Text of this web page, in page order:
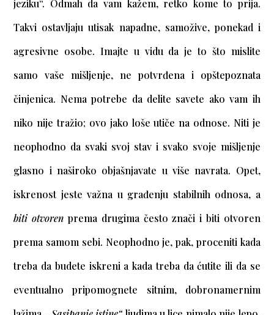
jeziku“. Odmah da vam kažem, retko kome to prija.
Takvi ostavljaju utisak napadne, samožive, ponekad i
agresivne osobe. Imajte u vidu da je to što mislite
samo vaše mišljenje, ne potvrđena i opštepoznata
činjenica. Nema potrebe da delite savete ako vam ih
niko nije tražio; ovo jako loše utiče na odnose. Niti je
neophodno da svaki svoj stav i svako svoje mišljenje
glasno i naširoko objašnjavate u više navrata. Opet,
iskrenost jeste važna u građenju stabilnih odnosa, a
biti otvoren prema drugima često znači i biti otvoren
prema samom sebi. Neophodno je, pak, proceniti kada
treba da budete iskreni a kada treba da ćutite ili da se
eventualno pripomognete sitnim, dobronamernim